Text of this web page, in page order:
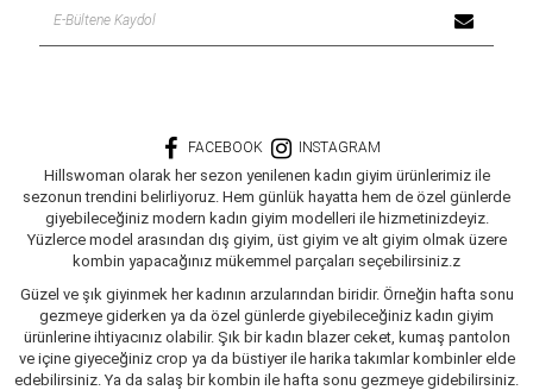
FACEBOOK INSTAGRAM
Hillswoman olarak her sezon yenilenen kadın giyim ürünlerimiz ile
sezonun trendini belirliyoruz. Hem günlük hayatta hem de özel günlerde
giyebileceğiniz modern kadın giyim modelleri ile hizmetinizdeyiz.
Yüzlerce model arasından dış giyim, üst giyim ve alt giyim olmak üzere
kombin yapacağınız mükemmel parçaları seçebilirsiniz.z
Güzel ve şık giyinmek her kadının arzularından biridir. Örneğin hafta sonu
gezmeye giderken ya da özel günlerde giyebileceğiniz kadın giyim
ürünlerine ihtiyacınız olabilir. Şık bir kadın blazer ceket, kumaş pantolon
ve içine giyeceğiniz crop ya da büstiyer ile harika takımlar kombinler elde
edebilirsiniz. Ya da salaş bir kombin ile hafta sonu gezmeye gidebilirsiniz.